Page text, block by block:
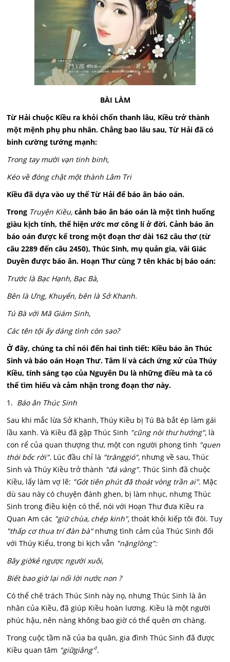
BÀI LÀM
Từ Hải chuộc Kiều ra khỏi chốn thanh lâu, Kiều trở thành
một mệnh phụ phu nhân. Chẳng bao lâu sau, Từ Hải đã có
binh cường tướng mạnh:
Trong tay mười vạn tinh binh,
Kéo về đóng chật một thành Lâm Tri
Kiều đã dựa vào uy thế Từ Hải để báo ân báo oán.
Trong Truyện Kiều, cảnh báo ân báo oán là một tình huống
giàu kịch tính, thể hiện ước mơ công lí ở đời. Cảnh báo ân
báo oán được kể trong một đoạn thơ dài 162 câu thơ (từ
câu 2289 đến câu 2450), Thúc Sinh, mụ quản gia, vãi Giác
Duyên được báo ân. Hoạn Thư cùng 7 tên khác bị báo oán:
Trước là Bạc Hạnh, Bạc Bà,
Bên là Ưng, Khuyển, bên là Sở Khanh.
Tú Bà với Mã Giám Sinh,
Các tên tội ấy dáng tình còn sao?
Ở đây, chúng ta chỉ nói đến hai tình tiết: Kiều báo ân Thúc
Sinh và báo oán Hoạn Thư. Tâm lí và cách ứng xử của Thúy
Kiều, tính sáng tạo của Nguyên Du là những điều mà ta có
thể tìm hiểu và cảm nhận trong đoạn thơ này.
1. Báo ân Thúc Sinh
Sau khi mắc lừa Sở Khanh, Thúy Kiều bị Tú Bà bắt ép làm gái
lầu xanh. Và Kiều đã gặp Thúc Sinh "cũng nòi thư hướng", là
con rể của quan thượng thư, một con người phong tình "quen
thói bốc rời". Lúc đầu chỉ là "trănggió", nhưng về sau, Thúc
Sinh và Thúy Kiều trở thành "đá vàng". Thúc Sinh đã chuộc
Kiều, lấy làm vợ lẽ: "Gót tiên phút đã thoát vòng trần ai". Mặc
dù sau này có chuyện đánh ghen, bị làm nhục, nhưng Thúc
Sinh trong điều kiện có thể, nói với Hoạn Thư đưa Kiều ra
Quan Am các "giữ chùa, chép kinh", thoát khỏi kiếp tôi đòi. Tuy
"thấp cơ thua trí đàn bà"nhưng tình cảm của Thúc Sinh đối
với Thúy Kiểu, trong bi kịch vẫn "nặnglòng":
Bây giờkẻ ngược người xuôi,
Biết bao giờ lại nối lời nước non ?
Có thể chê trách Thúc Sinh này nọ, nhưng Thúc Sinh là ân
nhân của Kiều, đã giúp Kiều hoàn lương. Kiều là một người
phúc hậu, nên nàng không bao giờ có thể quên ơn chàng.
Trong cuộc tầm nã của ba quân, gia đình Thúc Sinh đã được
Kiều quan tâm "giữgiằng'1.